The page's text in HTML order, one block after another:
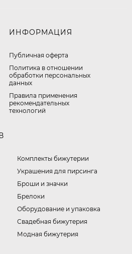
ИНФОРМАЦИЯ
Публичная оферта
​Политика в отношении
обработки персональных
данных
Правила применения
рекомендательных
технологий
Комплекты бижутерии
Украшения для пирсинга
Броши и значки
Брелоки
Оборудование и упаковка
Свадебная бижутерия
Модная бижутерия